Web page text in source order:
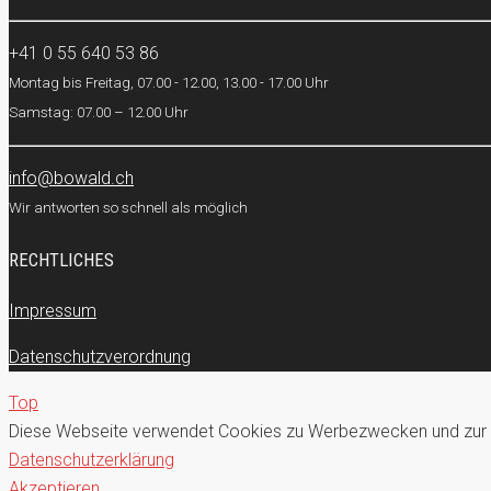
+41 0 55 640 53 86
Montag bis Freitag, 07.00 - 12.00, 13.00 - 17.00 Uhr
Samstag: 07.00 – 12.00 Uhr
info@bowald.ch
Wir antworten so schnell als möglich
RECHTLICHES
Impressum
Datenschutzverordnung
Top
Diese Webseite verwendet Cookies zu Werbezwecken und
Datenschutzerklärung